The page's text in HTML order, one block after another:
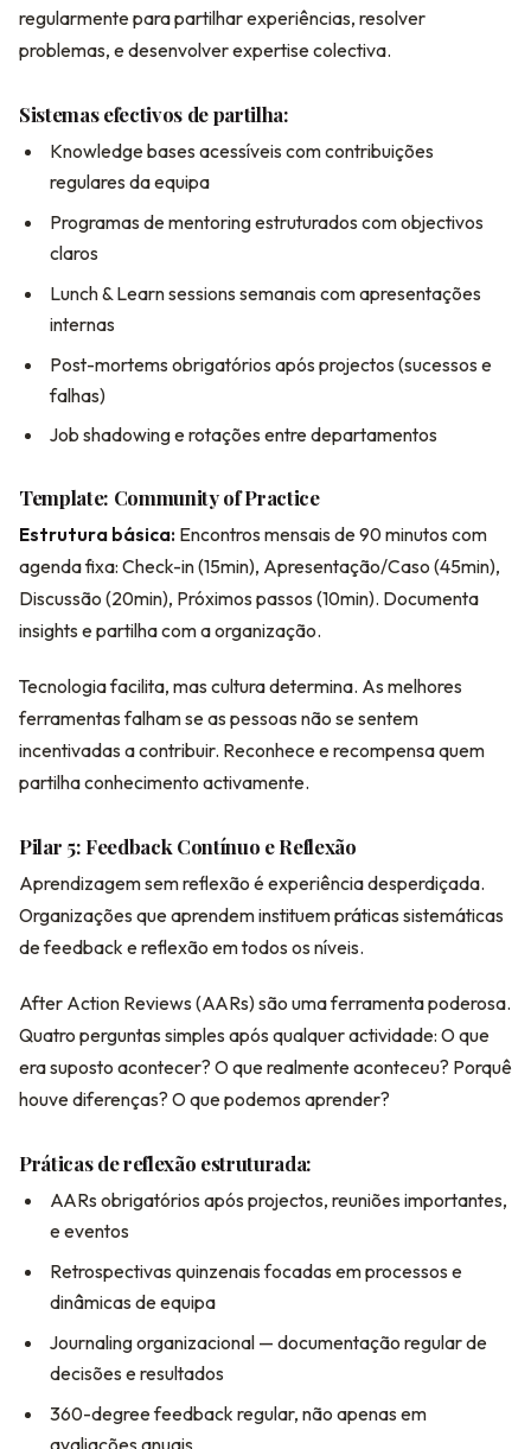
regularmente para partilhar experiências, resolver
problemas, e desenvolver expertise colectiva.
Sistemas efectivos de partilha:
Knowledge bases acessíveis com contribuições
regulares da equipa
Programas de mentoring estruturados com objectivos
claros
Lunch & Learn sessions semanais com apresentações
internas
Post-mortems obrigatórios após projectos (sucessos e
falhas)
Job shadowing e rotações entre departamentos
Template: Community of Practice
Estrutura básica: Encontros mensais de 90 minutos com
agenda fixa: Check-in (15min), Apresentação/Caso (45min),
Discussão (20min), Próximos passos (10min). Documenta
insights e partilha com a organização.
Tecnologia facilita, mas cultura determina. As melhores
ferramentas falham se as pessoas não se sentem
incentivadas a contribuir. Reconhece e recompensa quem
partilha conhecimento activamente.
Pilar 5: Feedback Contínuo e Reflexão
Aprendizagem sem reflexão é experiência desperdiçada.
Organizações que aprendem instituem práticas sistemáticas
de feedback e reflexão em todos os níveis.
After Action Reviews (AARs) são uma ferramenta poderosa.
Quatro perguntas simples após qualquer actividade: O que
era suposto acontecer? O que realmente aconteceu? Porquê
houve diferenças? O que podemos aprender?
Práticas de reflexão estruturada:
AARs obrigatórios após projectos, reuniões importantes,
e eventos
Retrospectivas quinzenais focadas em processos e
dinâmicas de equipa
Journaling organizacional — documentação regular de
decisões e resultados
360-degree feedback regular, não apenas em
avaliações anuais